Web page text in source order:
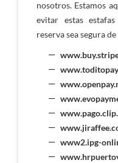
nosotros. Estamos
evitar estas
reserva sea segura
www2.ipg-